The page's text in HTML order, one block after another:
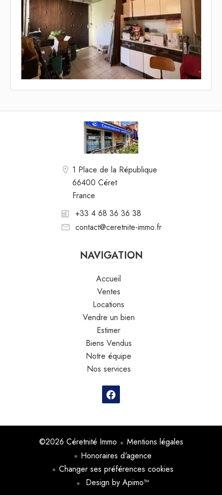
1 Place de la République
66400 Céret
France
+33 4 68 36 36 38
contact@ceretnite-immo.fr
NAVIGATION
Accueil
Ventes
Locations
Vendre un bien
Estimer
Biens Vendus
Notre équipe
Nos services
©2026 Céretnité Immo
Mentions légales
Honoraires d'agence
Changer ses préférences cookies
Design by Apimo™